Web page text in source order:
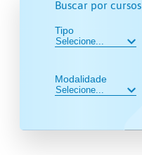
Buscar por cursos
Tipo
Modalidade